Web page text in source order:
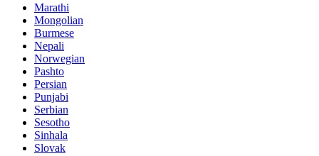
Marathi
Mongolian
Burmese
Nepali
Norwegian
Pashto
Persian
Punjabi
Serbian
Sesotho
Sinhala
Slovak